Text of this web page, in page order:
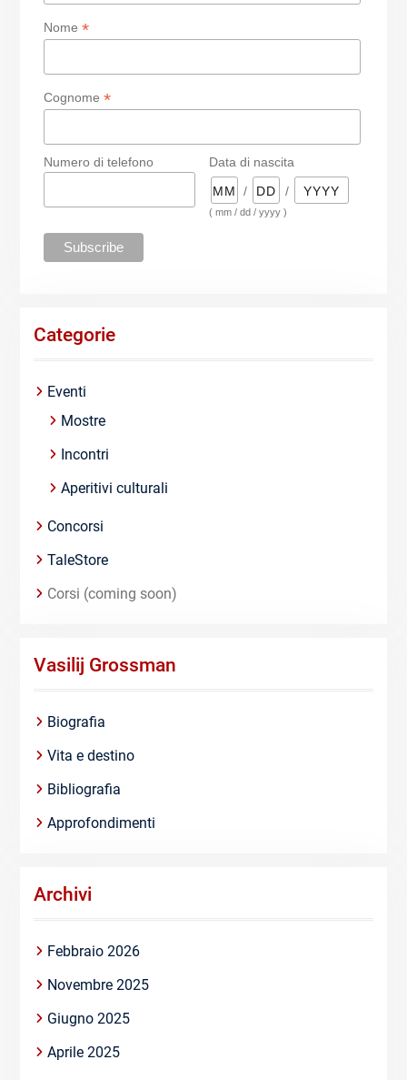
Nome *
Cognome *
Numero di telefono
Data di nascita
/
/
( mm / dd / yyyy )
Categorie
Eventi
Mostre
Incontri
Aperitivi culturali
Concorsi
TaleStore
Corsi (coming soon)
Vasilij Grossman
Biografia
Vita e destino
Bibliografia
Approfondimenti
Archivi
Febbraio 2026
Novembre 2025
Giugno 2025
Aprile 2025